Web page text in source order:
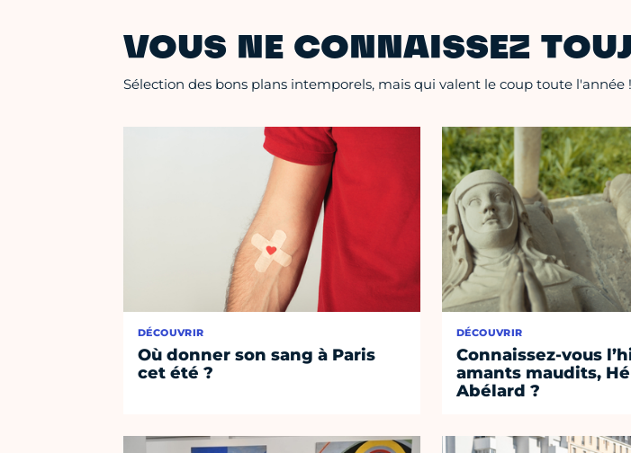
VOUS NE CONNAISSEZ
Sélection des bons plans intemporels, mais qui valent le coup toute l'année !
DÉCOUVRIR
Où donner son sang à Paris
cet été ?
DÉCOUVRIR
Connaissez-vous
amants maudits,
Abélard ?